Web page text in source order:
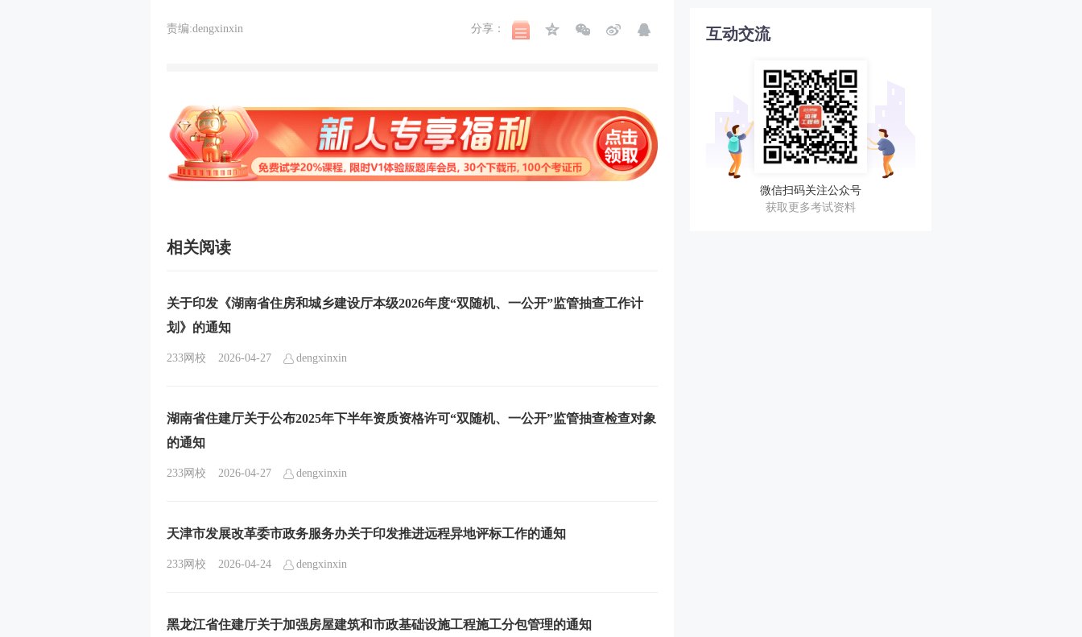
责编:dengxinxin 分享：
相关阅读
关于印发《湖南省住房和城乡建设厅本级2026年度“双随机、一公开”监管抽查工作计
划》的通知
233网校 2026-04-27 dengxinxin
湖南省住建厅关于公布2025年下半年资质资格许可“双随机、一公开”监管抽查检查对象
的通知
233网校 2026-04-27 dengxinxin
天津市发展改革委市政务服务办关于印发推进远程异地评标工作的通知
233网校 2026-04-24 dengxinxin
黑龙江省住建厅关于加强房屋建筑和市政基础设施工程施工分包管理的通知
互动交流
微信扫码关注公众号
获取更多考试资料